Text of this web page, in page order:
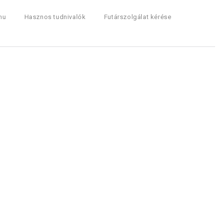
Hasznos tudnivalók Futárszolgálat kérése